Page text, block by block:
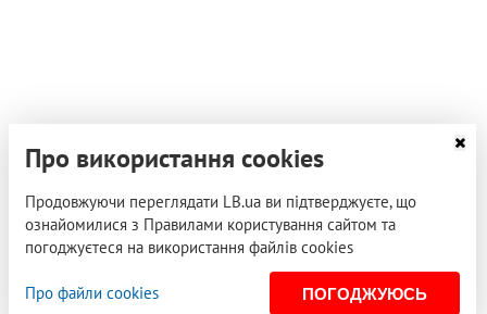
Про використання cookies
Продовжуючи переглядати LB.ua ви підтверджуєте, що
ознайомилися з Правилами користування сайтом та
погоджуєтеся на використання файлів cookies
Про файли cookies ПОГОДЖУЮСЬ